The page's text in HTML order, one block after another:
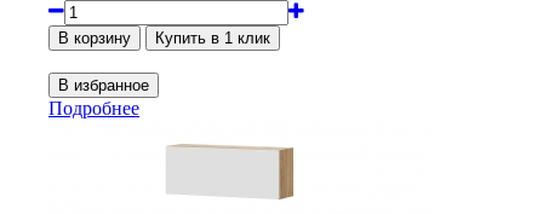
Подробнее